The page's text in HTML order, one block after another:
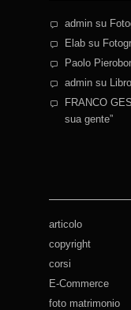
admin su
Elab su
Paolo
admin su
FRANCO
sua gente”
articolo
copyright
corsi
E-Commerce
foto matrimonio